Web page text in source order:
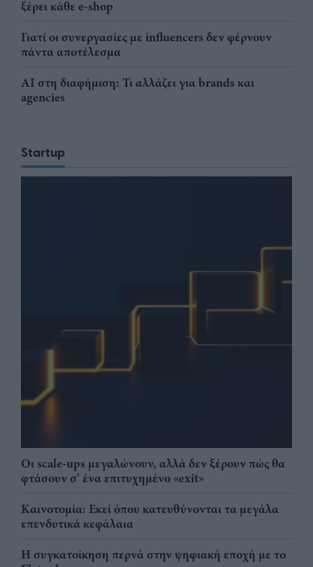
ξέρει κάθε e-shop
Γιατί οι συνεργασίες με influencers δεν φέρνουν
πάντα αποτέλεσμα
AI στη διαφήμιση: Τι αλλάζει για brands και
agencies
Startup
Οι scale-ups μεγαλώνουν, αλλά δεν ξέρουν πώς θα
φτάσουν σ' ένα επιτυχημένο «exit»
Καινοτομία: Εκεί όπου κατευθύνονται τα μεγάλα
επενδυτικά κεφάλαια
Η συγκατοίκηση περνά στην ψηφιακή εποχή με το